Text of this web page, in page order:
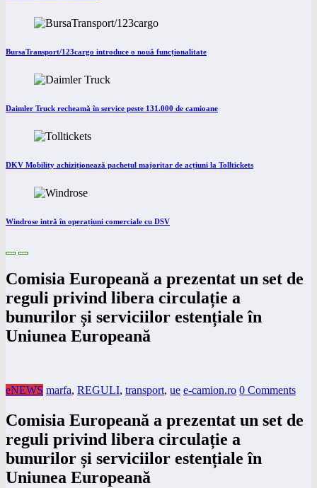
BursaTransport/123cargo introduce o nouă funcționalitate
Daimler Truck recheamă în service peste 131.000 de camioane
DKV Mobility achiziționează pachetul majoritar de acțiuni la Tolltickets
Windrose intră în operațiuni comerciale cu DSV
Comisia Europeană a prezentat un set de
reguli privind libera circulație a
bunurilor și serviciilor estențiale în
Uniunea Europeană
eNEWS marfa, REGULI, transport, ue e-camion.ro 0 Comments
Comisia Europeană a prezentat un set de
reguli privind libera circulație a
bunurilor și serviciilor estențiale în
Uniunea Europeană